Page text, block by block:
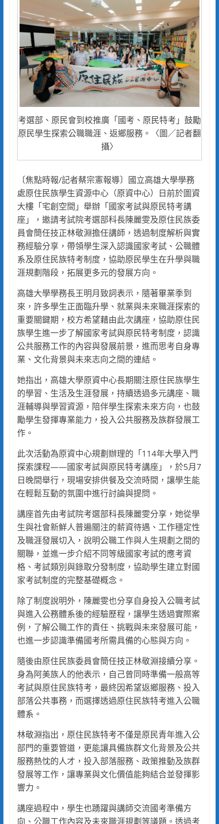
考選部、原民會到校推廣「國考、原民特考」鼓勵
原民學生探索公職職涯、返鄉服務。〈圖／記者翻
攝〉
〔焦點時報/記者蔡宗憲報導〕國立高雄大學學務
處原住民族學生資源中心（原資中心）日前於圖資
大樓「宅創空間」舉辦「國家考試與原民特考講
座」，邀請考試院考選部科長陳麗雯及原住民族委
員會簡任技正林敬淵擔任講師，透過制度解析與實
務經驗分享，帶領學生深入認識國家考試、公職體
系及原住民族特考制度，協助原民學生在升學與職
涯規劃階段，拓展更多元的發展方向。
高雄大學學務長王明月致詞表示，隨著畢業季到
來，許多學生正面臨升學、就業與未來職涯探索的
重要關鍵期，校方希望藉由此次講座，協助原住民
族學生進一步了解國家考試與原民特考制度，認識
公共服務工作的內容與發展前景，進而思考自身專
業、文化背景與未來志向之間的連結。
她指出，高雄大學原資中心長期關注原住民族學生
的學習、生活及生涯發展，持續透過多元講座、職
涯輔導與學習資源，陪伴學生探索未來方向，也鼓
勵學生發揮專業能力，投入公共服務及族群發展工
作。
此次活動為原資中心規劃辦理的「114年大學入門
探索課程——國家考試與原民特考講座」，於5月7
日晚間舉行，現場安排供餐及交流時間，讓學生能
在輕鬆互動的氛圍中進行討論與提問。
講座首先由考試院考選部科長陳麗雯分享，她從學
生與社會新鮮人普遍關注的薪資待遇、工作穩定性
及職涯發展切入，說明公職工作與人生規劃之間的
關聯，並進一步介紹不同等級國家考試的應考資
格、考試類別與錄取分發制度，協助學生建立對國
家考試制度的完整基礎概念。
除了制度說明外，陳麗雯也分享自身投入公職考試
與進入公務體系後的經驗歷程，讓學生透過實際案
例，了解公職工作的責任、挑戰與未來發展可能，
也進一步認識準備國考所需具備的心態與方向。
隨後由原住民族委員會簡任技正林敬淵接續分享。
身為阿美族人的他表示，自己曾同時準備一般高等
考試與原住民族特考，最終因希望返鄉服務、投入
部落公共事務，而選擇透過原住民族特考進入公職
體系。
林敬淵指出，原住民族特考不僅是原民青年進入公
部門的重要管道，更能讓具備族群文化背景及公共
服務熱忱的人才，投入部落服務、政策推動及族群
發展等工作，讓專業與文化價值能夠結合並發揮影
響力。
講座過程中，學生也踴躍與講師交流國考準備方
向、公職工作內容及未來職涯規劃等議題。透過考